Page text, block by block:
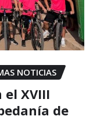
NOTICIAS
XVIII
de